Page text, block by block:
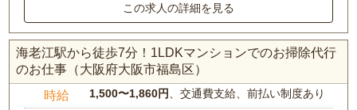
この求人の詳細を見る
海老江駅から徒歩7分！1LDKマンションでのお掃除代行
のお仕事（大阪府大阪市福島区）
時給 1,500〜1,860円 、交通費支給、前払い制度あり